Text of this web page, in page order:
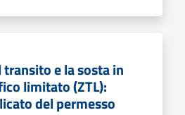
e la sosta in
limitato (ZTL):
del permesso